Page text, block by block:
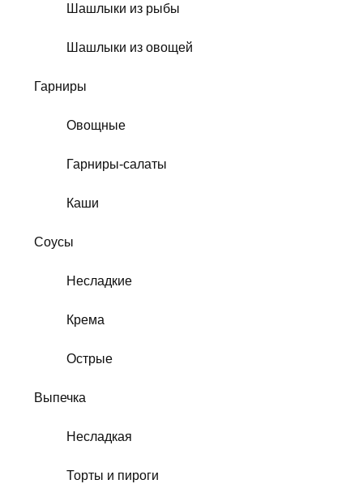
Шашлыки из рыбы
Шашлыки из овощей
Гарниры
Овощные
Гарниры-салаты
Каши
Соусы
Несладкие
Крема
Острые
Выпечка
Несладкая
Торты и пироги